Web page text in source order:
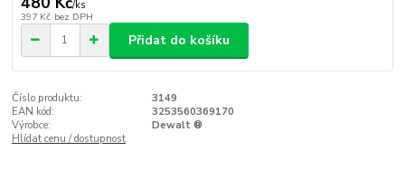
/ks
397 Kč bez DPH
Přidat do košíku
Číslo produktu:
3149
EAN kód:
3253560369170
Výrobce:
Dewalt ®
Hlídat cenu / dostupnost